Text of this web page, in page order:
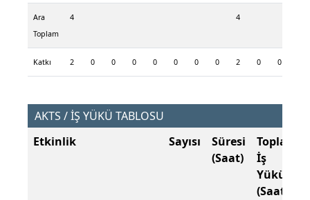
Ara
Toplam
4 4
Katkı 2 0 0 0 0 0 0 0 2 0 0
AKTS / İŞ YÜKÜ TABLOSU
Etkinlik
Sayısı
Süresi
(Saat)
Toplam
İş
Yükü
(Saat)